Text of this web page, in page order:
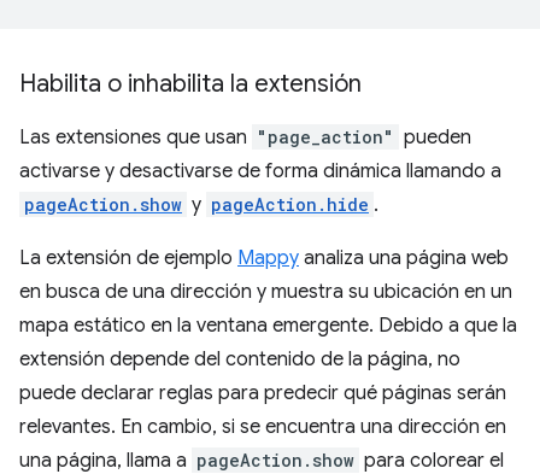
Habilita o inhabilita la extensión
Las extensiones que usan "page_action" pueden
activarse y desactivarse de forma dinámica llamando a
pageAction.show y pageAction.hide .
La extensión de ejemplo Mappy analiza una página web
en busca de una dirección y muestra su ubicación en un
mapa estático en la ventana emergente. Debido a que la
extensión depende del contenido de la página, no
puede declarar reglas para predecir qué páginas serán
relevantes. En cambio, si se encuentra una dirección en
una página, llama a pageAction.show para colorear el